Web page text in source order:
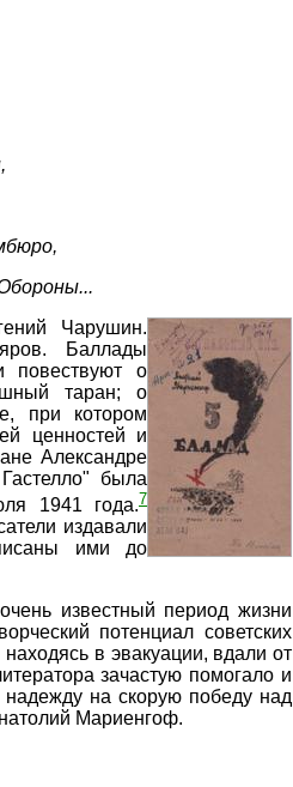
Чарушин.
Баллады
повествуют о
таран; о
при котором
ценностей и
Александре
была
1941 года.7
издавали
ими до
известный период жизни
потенциал советских
в эвакуации, вдали от
зачастую помогало и
на скорую победу над
Мариенгоф.